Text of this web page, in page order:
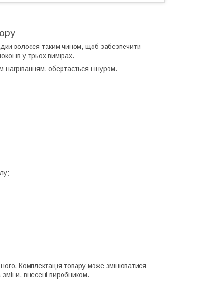
волосся таким чином, щоб забезпечити
у трьох вимірах.
нагріванням, обертається шнуром.
Комплектація товару може змінюватися
внесені виробником.